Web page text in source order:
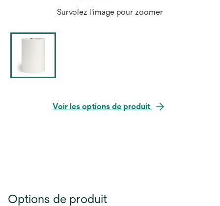
Survolez l'image pour zoomer
Voir les options de produit
Options de produit